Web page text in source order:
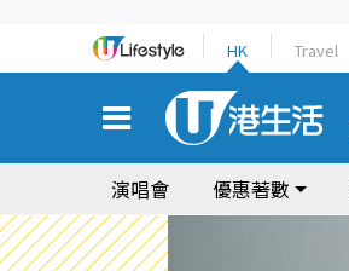
HK Travel
演唱會 優惠著數